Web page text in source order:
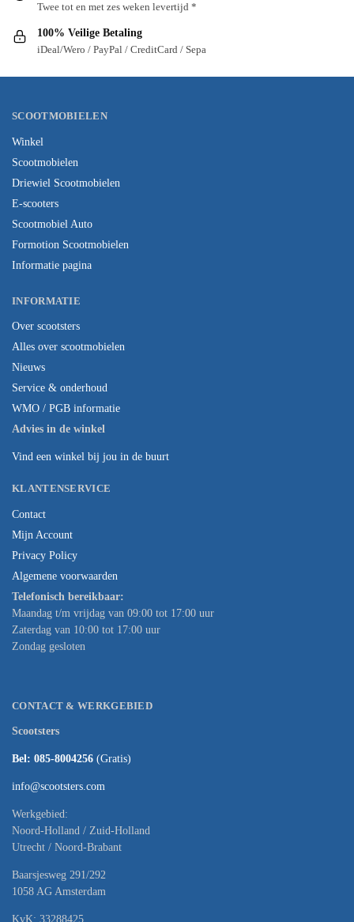
Twee tot en met zes weken levertijd *
100% Veilige Betaling
iDeal/Wero / PayPal / CreditCard / Sepa
SCOOTMOBIELEN
Winkel
Scootmobielen
Driewiel Scootmobielen
E-scooters
Scootmobiel Auto
Formotion Scootmobielen
Informatie pagina
INFORMATIE
Over scootsters
Alles over scootmobielen
Nieuws
Service & onderhoud
WMO / PGB informatie
Advies in de winkel
Vind een winkel bij jou in de buurt
KLANTENSERVICE
Contact
Mijn Account
Privacy Policy
Algemene voorwaarden
Telefonisch bereikbaar:
Maandag t/m vrijdag van 09:00 tot 17:00 uur
Zaterdag van 10:00 tot 17:00 uur
Zondag gesloten
CONTACT & WERKGEBIED
Scootsters
Bel: 085-8004256 (Gratis)
info@scootsters.com
Werkgebied:
Noord-Holland / Zuid-Holland
Utrecht / Noord-Brabant
Baarsjesweg 291/292
1058 AG Amsterdam
KvK: 33288425